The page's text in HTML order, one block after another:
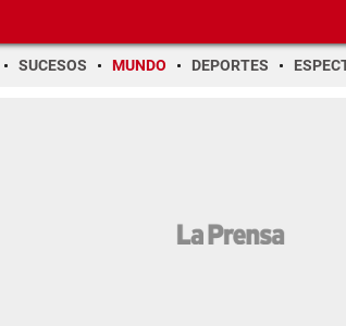
SUCESOS MUNDO DEPORTES